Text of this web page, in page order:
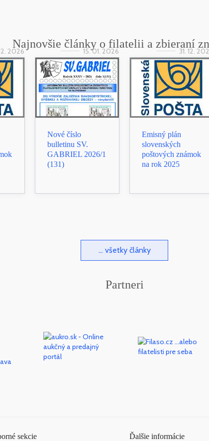
Najnovšie články o filatelii a zbieraní
2026 15. 01. 2026
Nové číslo
bulletinu SV.
GABRIEL 2026/1
(131)
31. 12.
Emisný plán
slovenských
poštových známok
na rok 2025
... všetky články
Partneri
sekcie Ďalšie informácie